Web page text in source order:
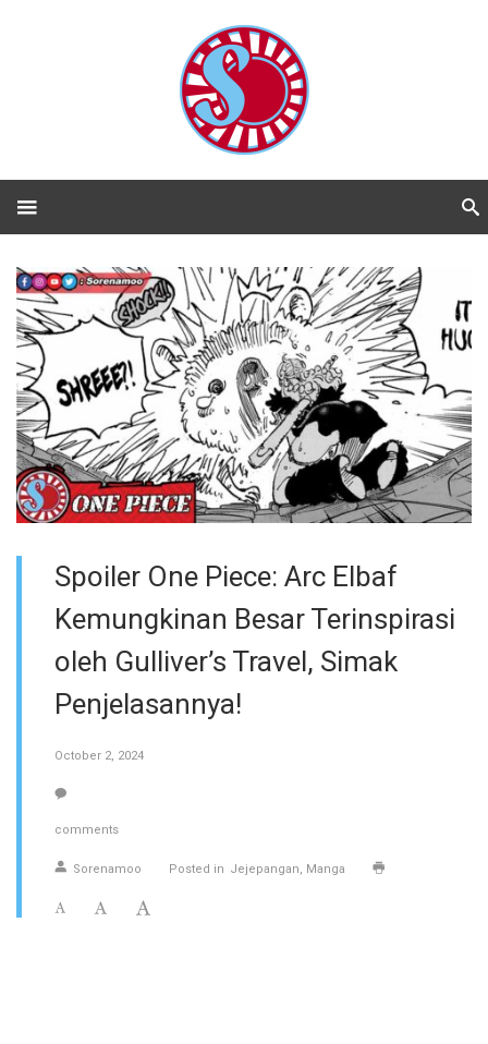
Spoiler One Piece: Arc Elbaf
Kemungkinan Besar Terinspirasi
oleh Gulliver’s Travel, Simak
Penjelasannya!
October 2, 2024
comments
Sorenamoo Posted in Jejepangan Manga